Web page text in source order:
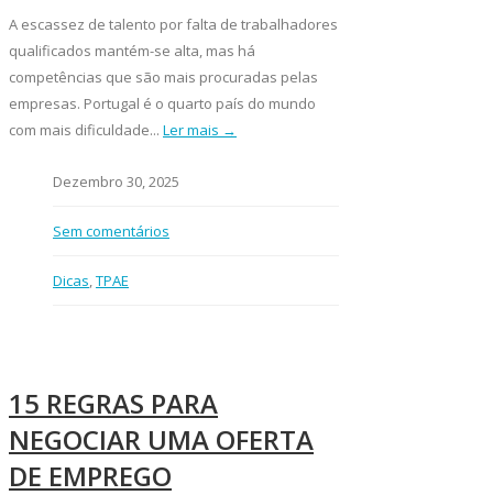
A escassez de talento por falta de trabalhadores
qualificados mantém-se alta, mas há
competências que são mais procuradas pelas
empresas. Portugal é o quarto país do mundo
com mais dificuldade... Ler mais →
Dezembro 30, 2025
Sem comentários
Dicas,TPAE
15 REGRAS PARA
NEGOCIAR UMA OFERTA
DE EMPREGO